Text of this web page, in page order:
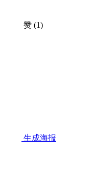
赞 (1)
生成海报